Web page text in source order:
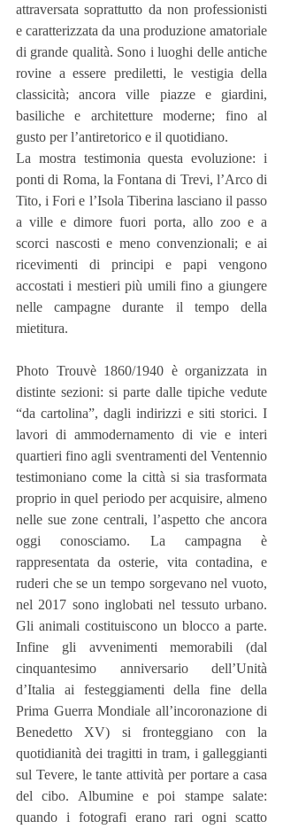
attraversata soprattutto da non professionisti
e caratterizzata da una produzione amatoriale
di grande qualità. Sono i luoghi delle antiche
rovine a essere prediletti, le vestigia della
classicità; ancora ville piazze e giardini,
basiliche e architetture moderne; fino al
gusto per l’antiretorico e il quotidiano.
La mostra testimonia questa evoluzione: i
ponti di Roma, la Fontana di Trevi, l’Arco di
Tito, i Fori e l’Isola Tiberina lasciano il passo
a ville e dimore fuori porta, allo zoo e a
scorci nascosti e meno convenzionali; e ai
ricevimenti di principi e papi vengono
accostati i mestieri più umili fino a giungere
nelle campagne durante il tempo della
mietitura.
Photo Trouvè 1860/1940 è organizzata in
distinte sezioni: si parte dalle tipiche vedute
“da cartolina”, dagli indirizzi e siti storici. I
lavori di ammodernamento di vie e interi
quartieri fino agli sventramenti del Ventennio
testimoniano come la città si sia trasformata
proprio in quel periodo per acquisire, almeno
nelle sue zone centrali, l’aspetto che ancora
oggi conosciamo. La campagna è
rappresentata da osterie, vita contadina, e
ruderi che se un tempo sorgevano nel vuoto,
nel 2017 sono inglobati nel tessuto urbano.
Gli animali costituiscono un blocco a parte.
Infine gli avvenimenti memorabili (dal
cinquantesimo anniversario dell’Unità
d’Italia ai festeggiamenti della fine della
Prima Guerra Mondiale all’incoronazione di
Benedetto XV) si fronteggiano con la
quotidianità dei tragitti in tram, i galleggianti
sul Tevere, le tante attività per portare a casa
del cibo. Albumine e poi stampe salate:
quando i fotografi erano rari ogni scatto